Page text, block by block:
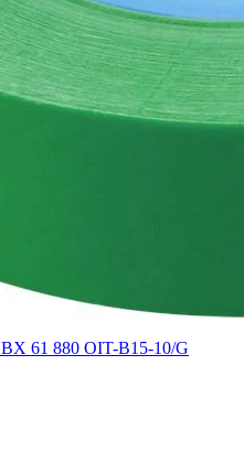
61 880 OIT-B15-10/G